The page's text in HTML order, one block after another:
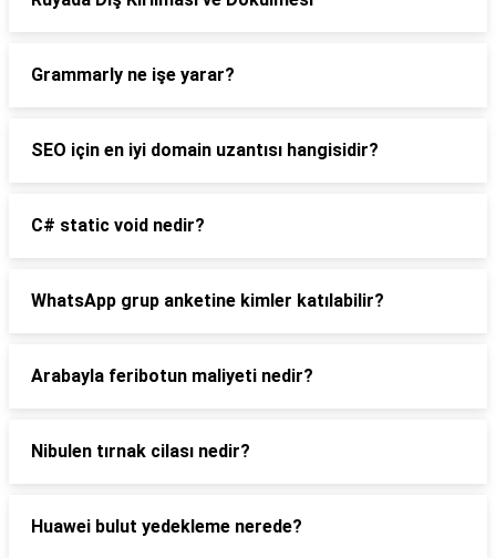
Grammarly ne işe yarar?
SEO için en iyi domain uzantısı hangisidir?
C# static void nedir?
WhatsApp grup anketine kimler katılabilir?
Arabayla feribotun maliyeti nedir?
Nibulen tırnak cilası nedir?
Huawei bulut yedekleme nerede?